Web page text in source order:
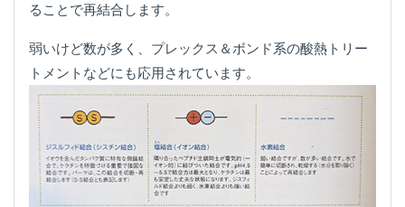
ることで再結合します。
弱いけど数が多く、プレックス＆ボンド系の酸熱トリー
トメントなどにも応用されています。